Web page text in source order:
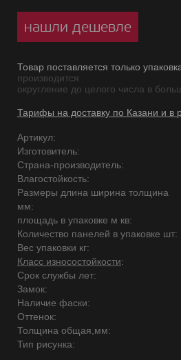
нашли дешевле
Товар поставляется только
производится
округление до целого числа в
Тарифы на доставку по Казани и в
Артикул:
Изготовитель:
Страна-производитель:
Влагостойкость:
Размеры длина ширина толщина
мм:
площадь в упаковке м кв:
Количество панелей в упаковке шт:
Вес упаковки кг:
Класс износостойкости:
Срок службы лет:
Замок:
Наличие фаски:
Оттенок:
Толщина общая,мм:
Тип рисунка: